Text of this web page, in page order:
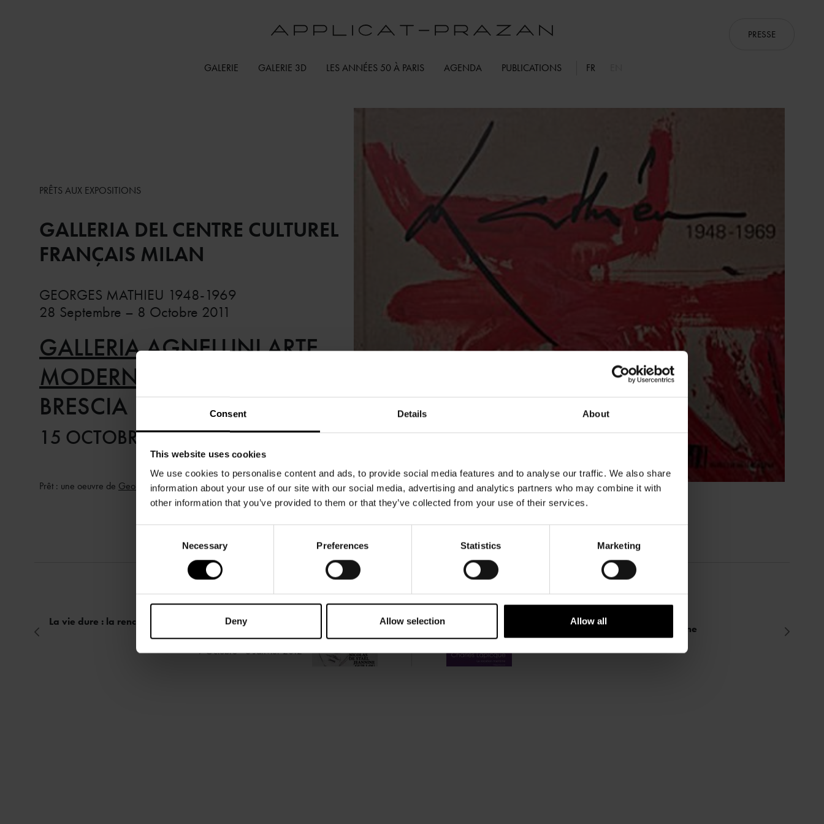
Consent Details About
This website uses cookies
We use cookies to personalise content and ads, to provide social media features and to analyse our traffic. We also share
information about your use of our site with our social media, advertising and analytics partners who may combine it with
other information that you’ve provided to them or that they’ve collected from your use of their services.
Necessary Preferences Statistics Marketing
Deny Allow selection Allow all
GALERIE GALERIE 3D LES ANNÉES 50 À PARIS AGENDA PUBLICATIONS
PRESSE
FR
PRÊTS AUX EXPOSITIONS
GALLERIA DEL CENTRE CULTUREL
FRANÇAIS MILAN
GEORGES MATHIEU 1948-1969
28 Septembre – 8 Octobre 2011
GALLERIA AGNELLINI ARTE
MODERNA
BRESCIA
15 OCTOBRE 2011 – 14 AVRIL 2012
Prêt : une oeuvre de Georges Mathieu
PRÉCÉDENT
La vie dure : la rencontre de Nicolas de Staël et Jeannine
Guillou
9 Octobre - 8 Janvier 2012
SUIVANT
Charles Lapicque ou la vocation marine